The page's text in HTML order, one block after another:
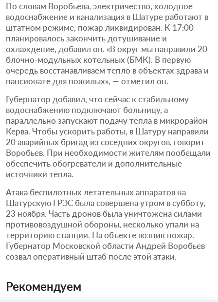
По словам Воробьева, электричество, холодное
водоснабжение и канализация в Шатуре работают в
штатном режиме, пожар ликвидирован. К 17:00
планировалось закончить дотушивание и
охлаждение, добавил он. «В округ мы направили 20
блочно-модульных котельных (БМК). В первую
очередь восстанавливаем тепло в объектах здрава и
пансионате для пожилых», — отметил он.
Губернатор добавил, что сейчас к стабильному
водоснабжению подключают больницу, а
параллельно запускают подачу тепла в микрорайон
Керва. Чтобы ускорить работы, в Шатуру направили
20 аварийных бригад из соседних округов, говорит
Воробьев. При необходимости жителям пообещали
обеспечить обогреватели и дополнительные
источники тепла.
Атака беспилотных летательных аппаратов на
Шатурскую ГРЭС была совершена утром в субботу,
23 ноября. Часть дронов была уничтожена силами
противовоздушной обороны, несколько упали на
территорию станции. На объекте возник пожар.
Губернатор Московской области Андрей Воробьев
созвал оперативный штаб после этой атаки.
Рекомендуем